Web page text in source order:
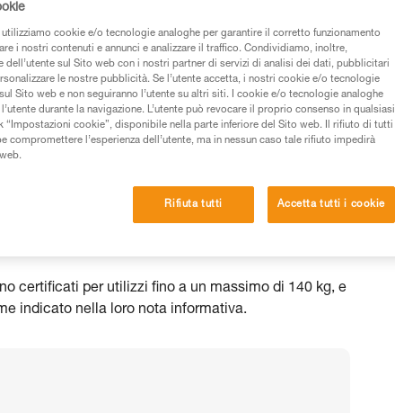
utilizzati in questo consiglio prima di
tecnica per poter capire queste
ed un addestramento specifico.
la manovra, da soli, in piena sicurezza,
Ne possono esistere altre che non
certificati per utilizzi fino a un massimo di 140 kg, e
indicato nella loro nota informativa.
utilizziamo cookie e/o tecnologie analoghe per garantire il corretto funzionamento
i nostri contenuti e annunci e analizzare il traffico. Condividiamo, inoltre,
dell’utente sul Sito web con i nostri partner di servizi di analisi dei dati, pubblicitari
le nostre pubblicità. Se l’utente accetta, i nostri cookie e/o tecnologie
Sito web e non seguiranno l’utente su altri siti. I cookie e/o tecnologie analoghe
durante la navigazione. L’utente può revocare il proprio consenso in qualsiasi
“Impostazioni cookie”, disponibile nella parte inferiore del Sito web. Il rifiuto di tutti
compromettere l’esperienza dell’utente, ma in nessun caso tale rifiuto impedirà
Rifiuta tutti Accetta tutti i cookie